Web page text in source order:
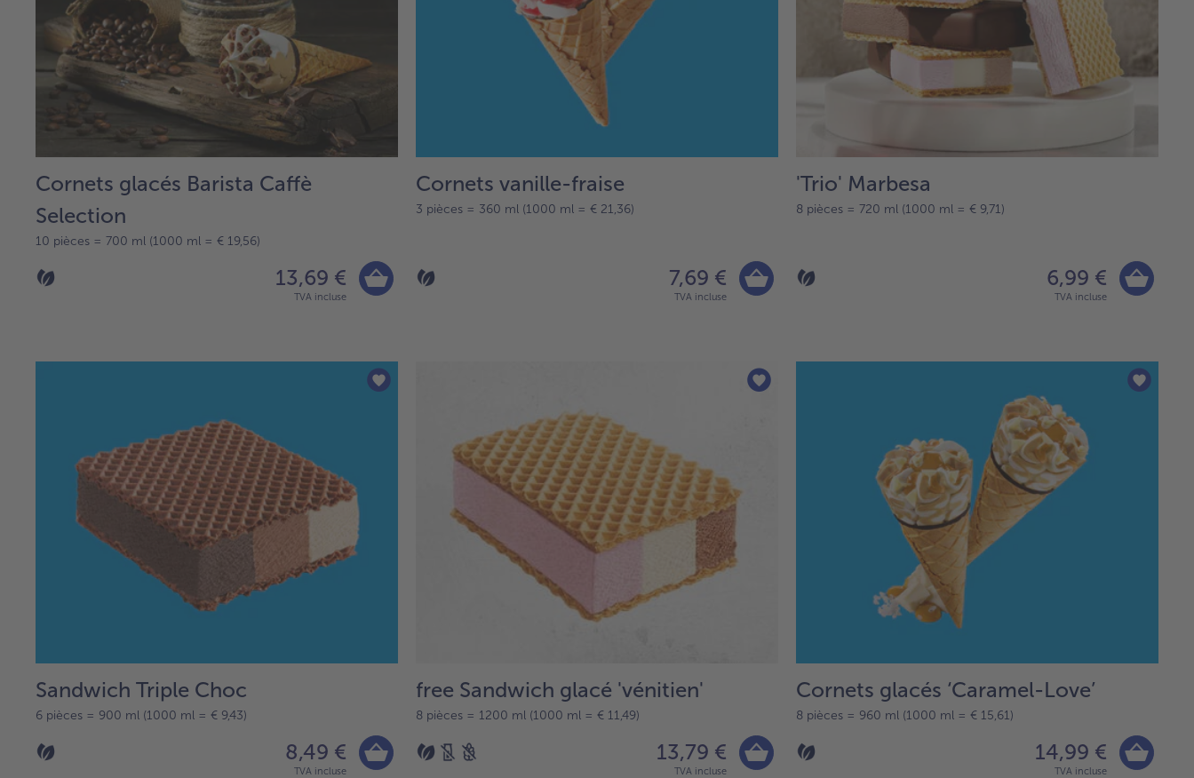
Cornets glacés Barista Caffè
Selection
10 pièces = 700 ml (1000 ml = € 19,56)
13,69 €
TVA incluse
Cornets vanille-fraise
3 pièces = 360 ml (1000 ml = € 21,36)
7,69 €
TVA incluse
'Trio' Marbesa
8 pièces = 720 ml (1000 ml = € 9,71)
6,99 €
TVA incluse
Sandwich Triple Choc
6 pièces = 900 ml (1000 ml = € 9,43)
8,49 €
TVA incluse
free Sandwich glacé 'vénitien'
8 pièces = 1200 ml (1000 ml = € 11,49)
13,79 €
TVA incluse
Cornets glacés ‘Caramel-Love’
8 pièces = 960 ml (1000 ml = € 15,61)
14,99 €
TVA incluse